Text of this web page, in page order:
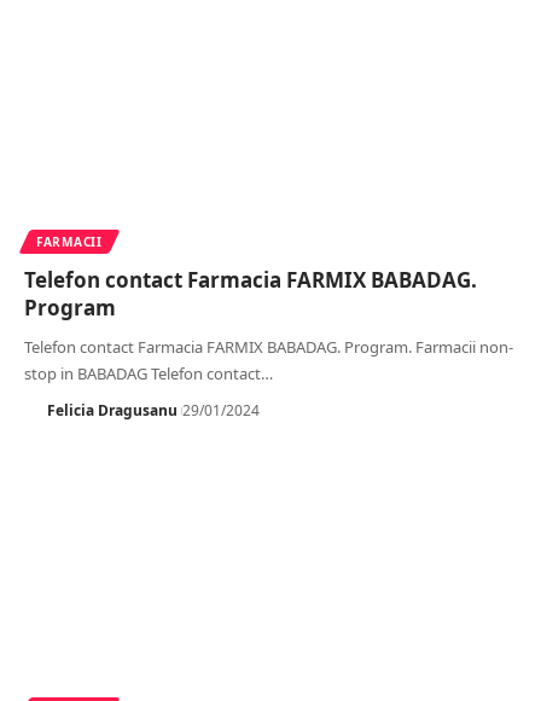
FARMACII
Telefon contact Farmacia FARMIX BABADAG.
Program
Telefon contact Farmacia FARMIX BABADAG. Program. Farmacii non-
stop in BABADAG Telefon contact…
Felicia Dragusanu 29/01/2024